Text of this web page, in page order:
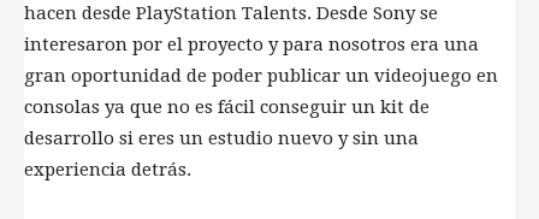
hacen desde PlayStation Talents. Desde Sony se
interesaron por el proyecto y para nosotros era una
gran oportunidad de poder publicar un videojuego en
consolas ya que no es fácil conseguir un kit de
desarrollo si eres un estudio nuevo y sin una
experiencia detrás.